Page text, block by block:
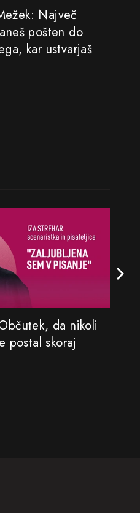
Največ
pošten do
kar ustvarjaš
da nikoli
postal skoraj